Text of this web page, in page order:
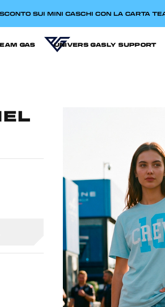
SUI MINI CASCHI CON LA CARTA
GAS UNIVERS GASLY SUPPORT